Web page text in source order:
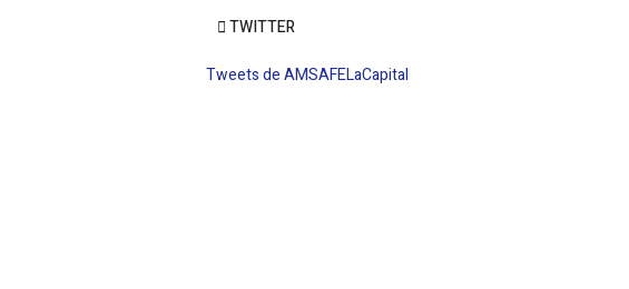
TWITTER
Tweets de AMSAFELaCapital